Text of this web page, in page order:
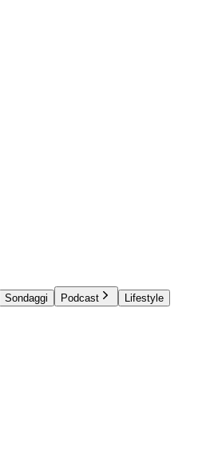
Sondaggi Podcast
Lifestyle